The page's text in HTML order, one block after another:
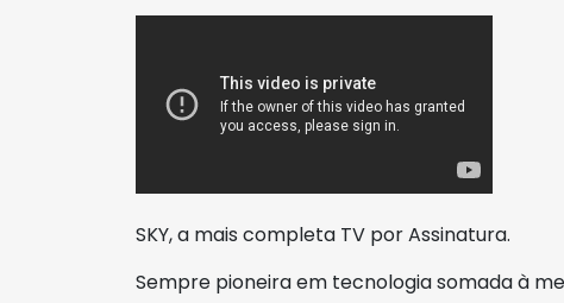
SKY, a mais completa TV por Assinatura.
Sempre pioneira em tecnologia somada à